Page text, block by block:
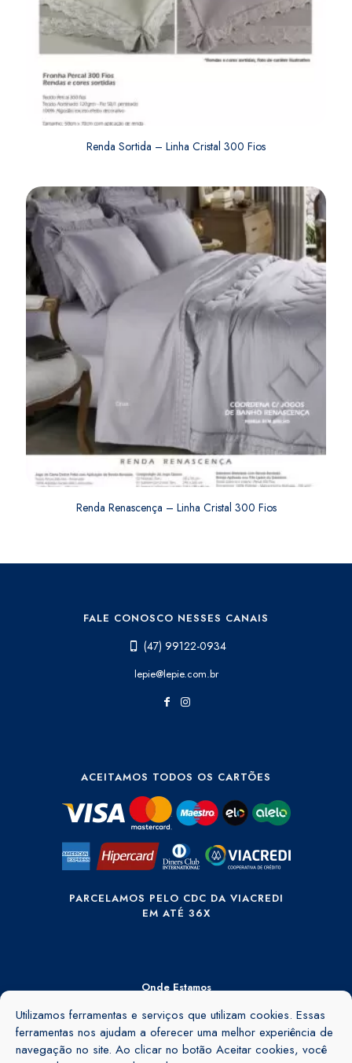
Utilizamos ferramentas e serviços que utilizam cookies. Essas
ferramentas nos ajudam a oferecer uma melhor experiência de
navegação no site. Ao clicar no botão Aceitar cookies, você
Renda Sortida – Linha Cristal 300 Fios
Renda Renascença – Linha Cristal 300 Fios
FALE CONOSCO NESSES CANAIS
(47) 99122-0934
lepie@lepie.com.br
ACEITAMOS TODOS OS CARTÕES
PARCELAMOS PELO CDC DA VIACREDI
EM ATÉ 36X
Onde Estamos
Rua Ângelo Rubini, 895 - Barra do Rio Cerro - Jaraguá do Sul - SC -
89260-155
Ver no mapa